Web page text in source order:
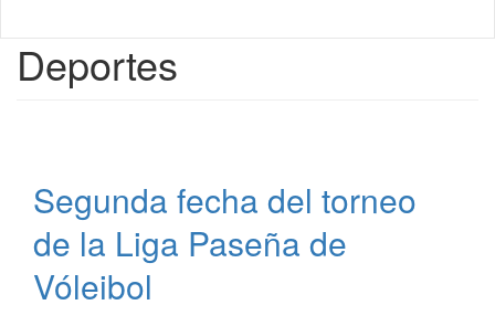
Contenido
Deportes
Segunda fecha del torneo
de la Liga Paseña de
Vóleibol